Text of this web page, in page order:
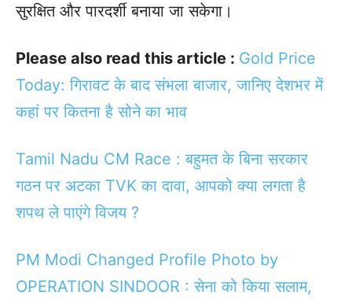
सुरक्षित और पारदर्शी बनाया जा सकेगा।
Please also read this article : Gold Price
Today: गिरावट के बाद संभला बाजार, जानिए देशभर में
कहां पर कितना है सोने का भाव
Tamil Nadu CM Race : बहुमत के बिना सरकार
गठन पर अटका TVK का दावा, आपको क्या लगता है
शपथ ले पाएंगे विजय ?
PM Modi Changed Profile Photo by
OPERATION SINDOOR : सेना को किया सलाम,